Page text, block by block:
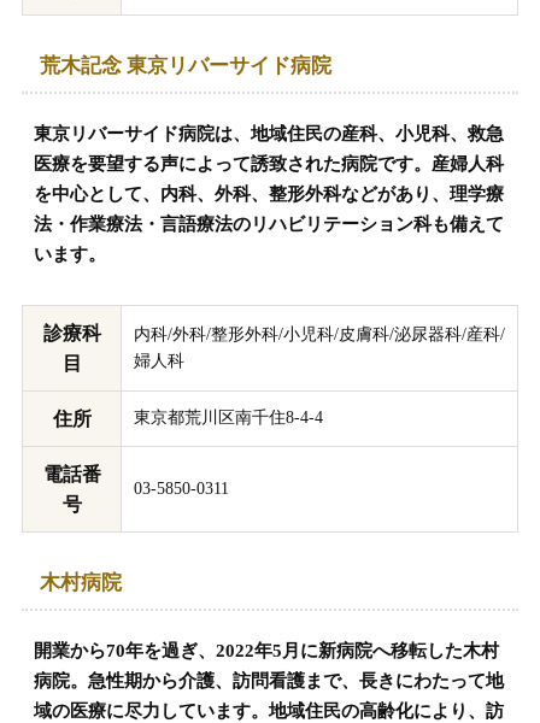
荒木記念 東京リバーサイド病院
東京リバーサイド病院は、地域住民の産科、小児科、救急
医療を要望する声によって誘致された病院です。産婦人科
を中心として、内科、外科、整形外科などがあり、理学療
法・作業療法・言語療法のリハビリテーション科も備えて
います。
診療科
目
内科/外科/整形外科/小児科/皮膚科/泌尿器科/産科/
婦人科
住所 東京都荒川区南千住8-4-4
電話番
号
03-5850-0311
木村病院
開業から70年を過ぎ、2022年5月に新病院へ移転した木村
病院。急性期から介護、訪問看護まで、長きにわたって地
域の医療に尽力しています。地域住民の高齢化により、訪